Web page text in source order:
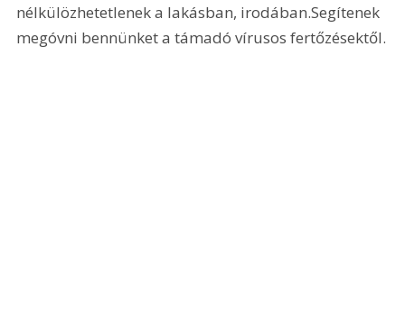
nélkülözhetetlenek a lakásban, irodában.Segítenek
megóvni bennünket a támadó vírusos fertőzésektől.